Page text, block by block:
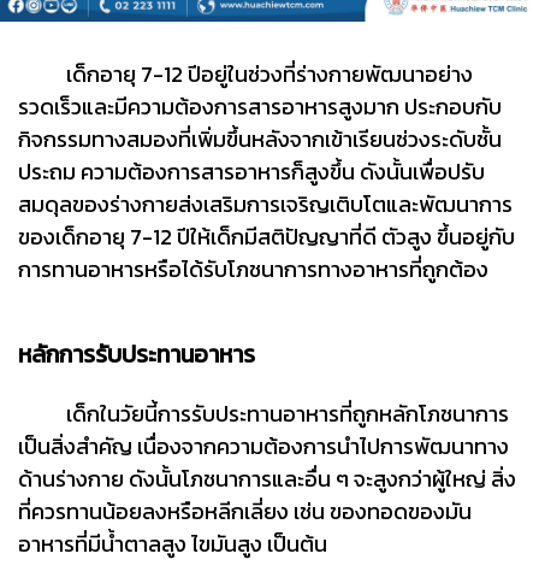
เด็กอายุ 7-12 ปีอยู่ในช่วงที่ร่างกายพัฒนาอย่าง
รวดเร็วและมีความต้องการสารอาหารสูงมาก ประกอบกับ
กิจกรรมทางสมองที่เพิ่มขึ้นหลังจากเข้าเรียนช่วงระดับชั้น
ประถม ความต้องการสารอาหารก็สูงขึ้น ดังนั้นเพื่อปรับ
สมดุลของร่างกายส่งเสริมการเจริญเติบโตและพัฒนาการ
ของเด็กอายุ 7-12 ปีให้เด็กมีสติปัญญาที่ดี ตัวสูง ขึ้นอยู่กับ
การทานอาหารหรือได้รับโภชนาการทางอาหารที่ถูกต้อง
หลักการรับประทานอาหาร
เด็กในวัยนี้การรับประทานอาหารที่ถูกหลักโภชนาการ
เป็นสิ่งสำคัญ เนื่องจากความต้องการนำไปการพัฒนาทาง
ด้านร่างกาย ดังนั้นโภชนาการและอื่น ๆ จะสูงกว่าผู้ใหญ่ สิ่ง
ที่ควรทานน้อยลงหรือหลีกเลี่ยง เช่น ของทอดของมัน
อาหารที่มีน้ำตาลสูง ไขมันสูง เป็นต้น